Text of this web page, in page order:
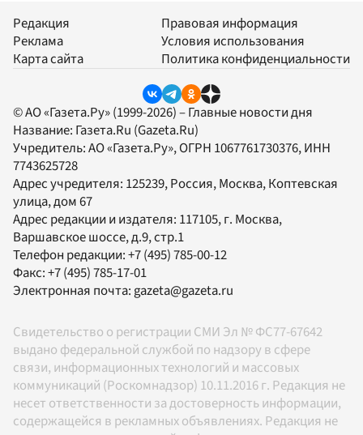
Редакция
Реклама
Карта сайта
Правовая информация
Условия использования
Политика конфиденциальности
© АО «Газета.Ру» (1999-2026) – Главные новости дня
Название: Газета.Ru (Gazeta.Ru)
Учредитель:АО «Газета.Ру», ОГРН 1067761730376, ИНН
7743625728
Адрес учредителя: 125239, Россия, Москва, Коптевская
улица, дом 67
Адрес редакции и издателя: 117105, г. Москва,
Варшавское шоссе, д.9, стр.1
Телефон редакции:+7 (495) 785-00-12
Факс:+7 (495) 785-17-01
Электронная почта:gazeta@gazeta.ru
Свидетельство о регистрации СМИ Эл № ФС77-67642
выдано федеральной службой по надзору в сфере
связи, информационных технологий и массовых
коммуникаций (Роскомнадзор) 10.11.2016 г. Редакция не
несет ответственности за достоверность информации,
содержащейся в рекламных объявлениях. Редакция не